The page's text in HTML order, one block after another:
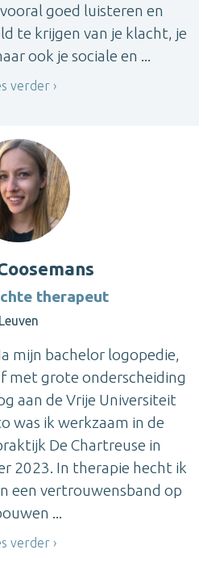
goed luisteren en
te krijgen van je klacht, je
ook je sociale en ...
verder
therapeut
Leuven
mijn bachelor logopedie,
met grote onderscheiding
aan de Vrije Universiteit
was ik werkzaam in de
De Chartreuse in
2023. In therapie hecht ik
een vertrouwensband op
...
verder